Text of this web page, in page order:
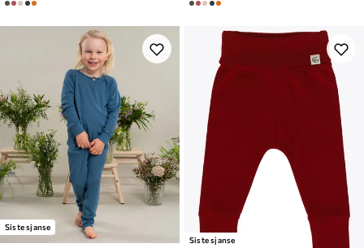
Siste sjanse
Siste sjanse